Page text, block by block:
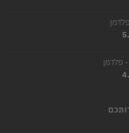
2.50 ₪.
המחיר
5.90 ₪.
- פלדמן
המחיר
4.90 ₪.